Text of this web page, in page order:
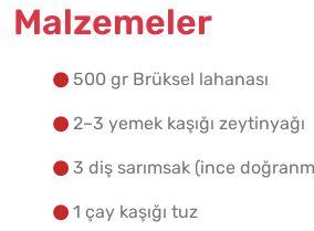
Yapılış
Malzemeler
500 gr Brüksel lahanası
2–3 yemek kaşığı zeytinyağı
3 diş sarımsak (ince
1 çay kaşığı tuz